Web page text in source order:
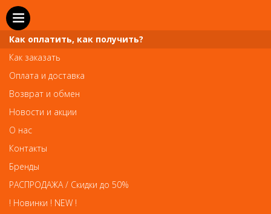
SEO
Как оплатить, как получить?
Как заказать
Оплата и доставка
Возврат и обмен
Новости и акции
О нас
Контакты
Бренды
РАСПРОДАЖА / Скидки до 50%
! Новинки ! NEW !